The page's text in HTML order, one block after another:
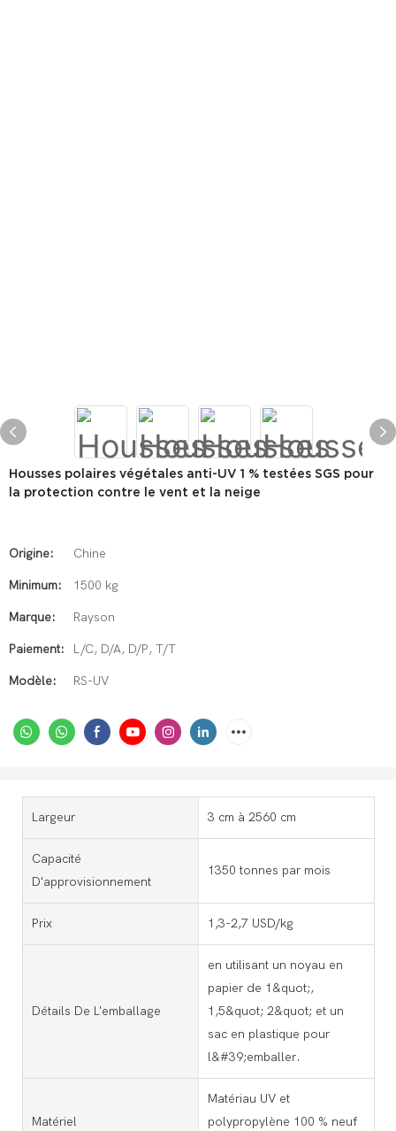
Housses polaires végétales anti-UV 1 % testées SGS pour
la protection contre le vent et la neige
Origine: Chine
Minimum: 1500 kg
Marque: Rayson
Paiement: L/C, D/A, D/P, T/T
Modèle: RS-UV
Largeur 3 cm à 2560 cm
Capacité
D'approvisionnement
1350 tonnes par mois
Prix 1,3-2,7 USD/kg
Détails De L'emballage
en utilisant un noyau en
papier de 1&quot;,
1,5&quot; 2&quot; et un
sac en plastique pour
l&#39;emballer.
Matériel
Matériau UV et
polypropylène 100 % neuf